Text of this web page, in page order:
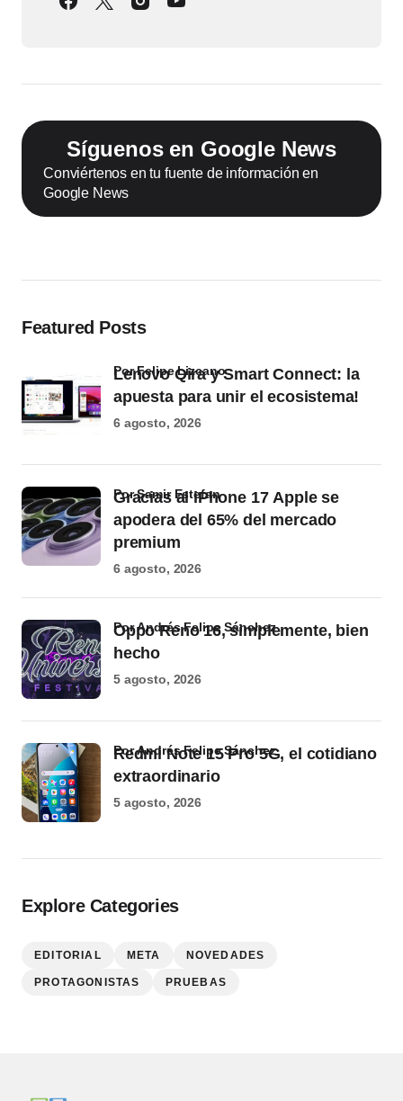
Síguenos en Google News
Conviértenos en tu fuente de información en
Google News
Featured Posts
Lenovo Qira y Smart Connect: la
apuesta para unir el ecosistema!
por Felipe Lizcano
6 agosto, 2026
Gracias al iPhone 17 Apple se
apodera del 65% del mercado
premium
por Samir Estefan
6 agosto, 2026
Oppo Reno 16, simplemente, bien
hecho
por Andrés Felipe Sánchez
5 agosto, 2026
Redmi Note 15 Pro 5G, el cotidiano
extraordinario
por Andrés Felipe Sánchez
5 agosto, 2026
Explore Categories
EDITORIAL META NOVEDADES
PROTAGONISTAS PRUEBAS